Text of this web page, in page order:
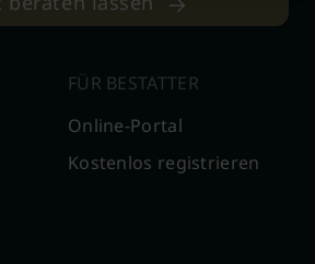
FÜR BESTATTER
Online-Portal
Kostenlos registrieren